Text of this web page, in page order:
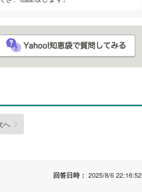
へ
回答日時： 2025/8/6 22:16:52